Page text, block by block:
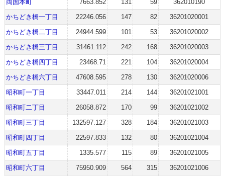
両国本町
7663.852 131 59
362010190
かちどき橋一丁目
22246.056 147 82
36201020001
かちどき橋二丁目
24944.599 101 53
36201020002
かちどき橋三丁目
31461.112 242 168
36201020003
かちどき橋四丁目
23468.71 221 104
36201020004
かちどき橋六丁目
47608.595 278 130
36201020006
昭和町一丁目
33447.011 214 144
36201021001
昭和町二丁目
26058.872 170 99
36201021002
昭和町三丁目
132597.127 328 184
36201021003
昭和町四丁目
22597.833 132 80
36201021004
昭和町五丁目
1335.577 115 89
36201021005
昭和町六丁目
75950.909 564 315
36201021006